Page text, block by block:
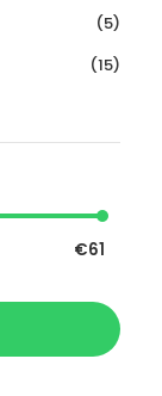
(5)
(15)
€61